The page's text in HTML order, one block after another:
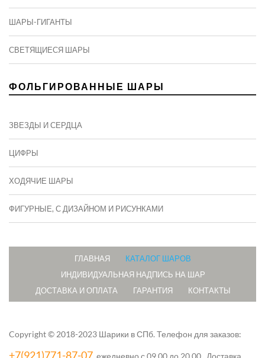
ШАРЫ-ГИГАНТЫ
СВЕТЯЩИЕСЯ ШАРЫ
ФОЛЬГИРОВАННЫЕ ШАРЫ
ЗВЕЗДЫ И СЕРДЦА
ЦИФРЫ
ХОДЯЧИЕ ШАРЫ
ФИГУРНЫЕ, С ДИЗАЙНОМ И РИСУНКАМИ
ГЛАВНАЯ
КАТАЛОГ ШАРОВ
ИНДИВИДУАЛЬНАЯ НАДПИСЬ НА ШАР
ДОСТАВКА И ОПЛАТА
ГАРАНТИЯ КОНТАКТЫ
Copyright © 2018-2023 Шарики в СПб.Телефон для заказов:
+7(921)771-87-07